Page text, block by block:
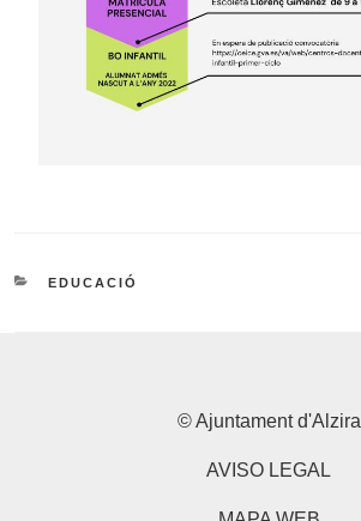
CATEGORIES
EDUCACIÓ
© Ajuntament d'Alzira
AVISO LEGAL